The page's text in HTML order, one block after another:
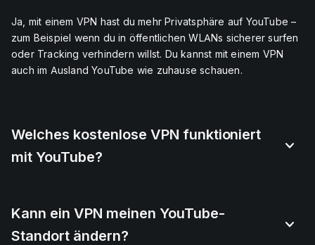
Ja, mit einem VPN hast du mehr Privatsphäre auf YouTube –
zum Beispiel wenn du in öffentlichen WLANs sicherer surfen
oder Tracking verhindern willst. Du kannst mit einem VPN
auch im Ausland YouTube wie zuhause schauen.
Welches kostenlose VPN funktioniert
mit YouTube?
Kann ein VPN meinen YouTube-
Standort ändern?